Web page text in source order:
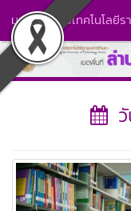
มหาวิทยาลัยเทคโนโลยี